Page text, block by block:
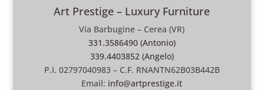
Art Prestige – Luxury Furniture
Via Barbugine – Cerea (VR)
331.3586490 (Antonio)
339.4403852 (Angelo)
P.I. 02797040983 – C.F. RNANTN62B03B442B
Email: info@artprestige.it